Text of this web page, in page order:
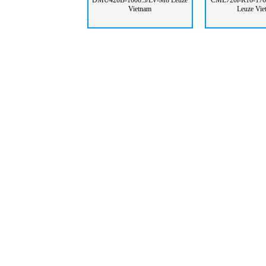
Vietnam
Leuze